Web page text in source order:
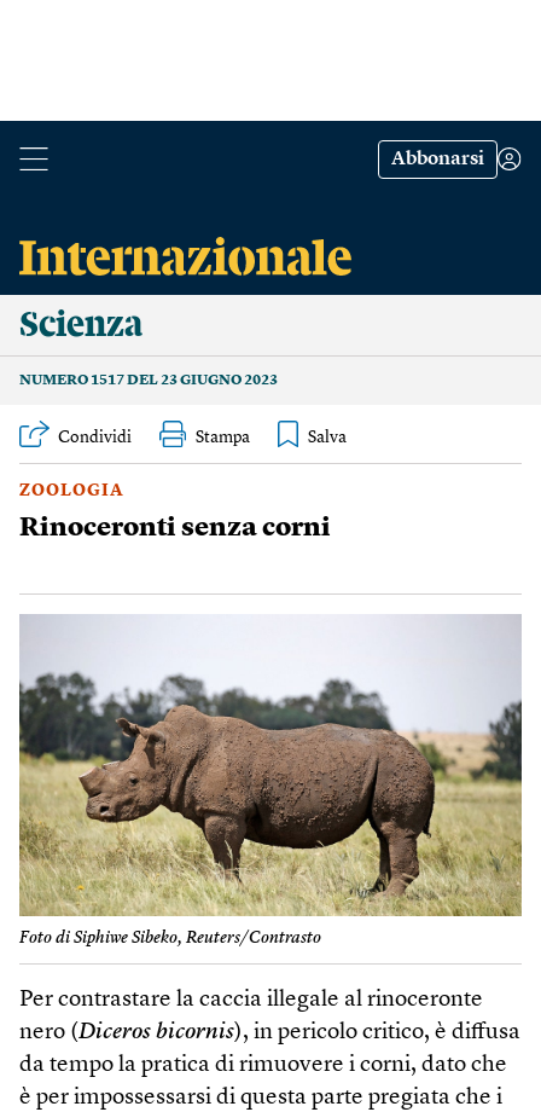
Abbonarsi
Scienza
NUMERO 1517 DEL 23 GIUGNO 2023
Condividi Stampa
ZOOLOGIA
Rinoceronti senza corni
Foto di Siphiwe Sibeko, Reuters/Contrasto
Per contrastare la caccia illegale al rinoceronte
nero (Diceros bicornis), in pericolo critico, è diffusa
da tempo la pratica di rimuovere i corni, dato che
è per impossessarsi di questa parte pregiata che i